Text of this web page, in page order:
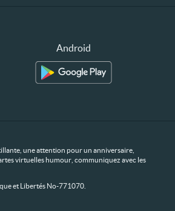
Android
une attention pour un anniversaire,
virtuelles humour, communiquez avec les
et Libertés No-771070.